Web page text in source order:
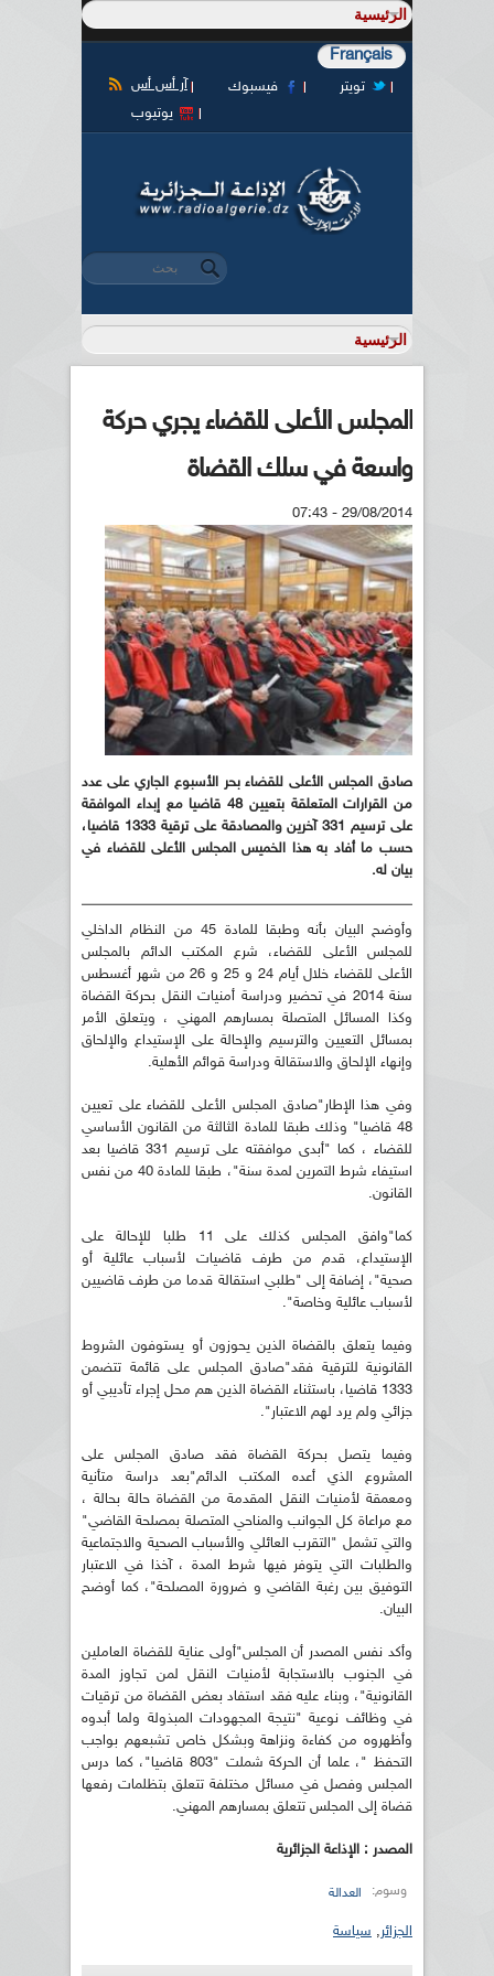
Français
آر أس أس فيسبوك
تويتر
يوتيوب
استمارة البحث
‏بحث ‏
المجلس الأعلى للقضاء يجري حركة
واسعة في سلك القضاة
29/08/2014 - 07:43
صادق المجلس الأعلى للقضاء بحر الأسبوع الجاري على عدد
من القرارات المتعلقة بتعيين 48 قاضيا مع إبداء الموافقة
على ترسيم 331 آخرين والمصادقة على ترقية 1333 قاضيا،
حسب ما أفاد به هذا الخميس المجلس الأعلى للقضاء في
بيان له.
وأوضح البيان بأنه وطبقا للمادة 45 من النظام الداخلي
للمجلس الأعلى للقضاء، شرع المكتب الدائم بالمجلس
الأعلى للقضاء خلال أيام 24 و 25 و 26 من شهر أغسطس
سنة 2014 في تحضير ودراسة أمنيات النقل بحركة القضاة
وكذا المسائل المتصلة بمسارهم المهني ، ويتعلق الأمر
بمسائل التعيين والترسيم والإحالة على الإستيداع والإلحاق
وإنهاء الإلحاق والاستقالة ودراسة قوائم الأهلية.
وفي هذا الإطار"صادق المجلس الأعلى للقضاء على تعيين
48 قاضيا" وذلك طبقا للمادة الثالثة من القانون الأساسي
للقضاء ، كما "أبدى موافقته على ترسيم 331 قاضيا بعد
استيفاء شرط التمرين لمدة سنة"، طبقا للمادة 40 من نفس
القانون.
كما"وافق المجلس كذلك على 11 طلبا للإحالة على
الإستيداع، قدم من طرف قاضيات لأسباب عائلية أو
صحية"، إضافة إلى "طلبي استقالة قدما من طرف قاضيين
لأسباب عائلية وخاصة".
وفيما يتعلق بالقضاة الذين يحوزون أو يستوفون الشروط
القانونية للترقية فقد"صادق المجلس على قائمة تتضمن
1333 قاضيا، باستثناء القضاة الذين هم محل إجراء تأديبي أو
جزائي ولم يرد لهم الاعتبار".
وفيما يتصل بحركة القضاة فقد صادق المجلس على
المشروع الذي أعده المكتب الدائم"بعد دراسة متأنية
ومعمقة لأمنيات النقل المقدمة من القضاة حالة بحالة ،
مع مراعاة كل الجوانب والمناحي المتصلة بمصلحة القاضي"
والتي تشمل "التقرب العائلي والأسباب الصحية والاجتماعية
والطلبات التي يتوفر فيها شرط المدة ، آخذا في الاعتبار
التوفيق بين رغبة القاضي و ضرورة المصلحة"، كما أوضح
البيان.
وأكد نفس المصدر أن المجلس"أولى عناية للقضاة العاملين
في الجنوب بالاستجابة لأمنيات النقل لمن تجاوز المدة
القانونية"، وبناء عليه فقد استفاد بعض القضاة من ترقيات
في وظائف نوعية "نتيجة المجهودات المبذولة ولما أبدوه
وأظهروه من كفاءة ونزاهة وبشكل خاص تشبعهم بواجب
التحفظ "، علما أن الحركة شملت "803 قاضيا"، كما درس
المجلس وفصل في مسائل مختلفة تتعلق بتظلمات رفعها
قضاة إلى المجلس تتعلق بمسارهم المهني.
المصدر : الإذاعة الجزائرية
وسوم: العدالة
الجزائر, سياسة